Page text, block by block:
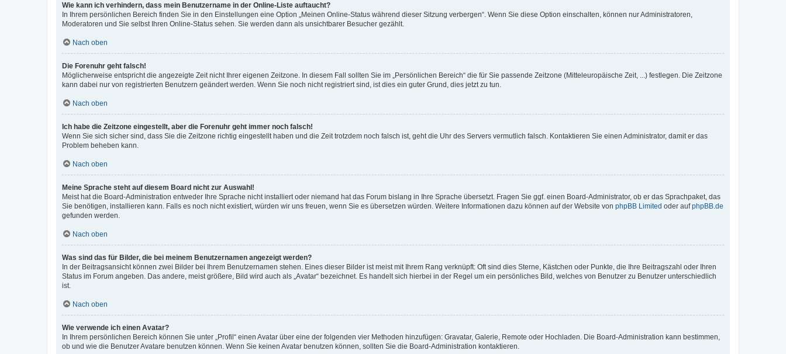
Wie kann ich verhindern, dass mein Benutzername in der Online-Liste auftaucht?
In Ihrem persönlichen Bereich finden Sie in den Einstellungen eine Option „Meinen Online-Status während dieser Sitzung verbergen“. Wenn Sie diese Option einschalten, können nur Administratoren,
Moderatoren und Sie selbst Ihren Online-Status sehen. Sie werden dann als unsichtbarer Besucher gezählt.
Nach oben
Die Forenuhr geht falsch!
Möglicherweise entspricht die angezeigte Zeit nicht Ihrer eigenen Zeitzone. In diesem Fall sollten Sie im „Persönlichen Bereich“ die für Sie passende Zeitzone (Mitteleuropäische Zeit, ...) festlegen. Die Zeitzone
kann dabei nur von registrierten Benutzern geändert werden. Wenn Sie noch nicht registriert sind, ist dies ein guter Grund, dies jetzt zu tun.
Nach oben
Ich habe die Zeitzone eingestellt, aber die Forenuhr geht immer noch falsch!
Wenn Sie sich sicher sind, dass Sie die Zeitzone richtig eingestellt haben und die Zeit trotzdem noch falsch ist, geht die Uhr des Servers vermutlich falsch. Kontaktieren Sie einen Administrator, damit er das
Problem beheben kann.
Nach oben
Meine Sprache steht auf diesem Board nicht zur Auswahl!
Meist hat die Board-Administration entweder Ihre Sprache nicht installiert oder niemand hat das Forum bislang in Ihre Sprache übersetzt. Fragen Sie ggf. einen Board-Administrator, ob er das Sprachpaket, das
Sie benötigen, installieren kann. Falls es noch nicht existiert, würden wir uns freuen, wenn Sie es übersetzen würden. Weitere Informationen dazu können auf der Website von phpBB Limited oder aufphpBB.de
gefunden werden.
Nach oben
Was sind das für Bilder, die bei meinem Benutzernamen angezeigt werden?
In der Beitragsansicht können zwei Bilder bei Ihrem Benutzernamen stehen. Eines dieser Bilder ist meist mit Ihrem Rang verknüpft: Oft sind dies Sterne, Kästchen oder Punkte, die Ihre Beitragszahl oder Ihren
Status im Forum angeben. Das andere, meist größere, Bild wird auch als „Avatar“ bezeichnet. Es handelt sich hierbei in der Regel um ein persönliches Bild, welches von Benutzer zu Benutzer unterschiedlich
ist.
Nach oben
Wie verwende ich einen Avatar?
In Ihrem persönlichen Bereich können Sie unter „Profil“ einen Avatar über eine der folgenden vier Methoden hinzufügen: Gravatar, Galerie, Remote oder Hochladen. Die Board-Administration kann bestimmen,
ob und wie die Benutzer Avatare benutzen können. Wenn Sie keinen Avatar benutzen können, sollten Sie die Board-Administration kontaktieren.